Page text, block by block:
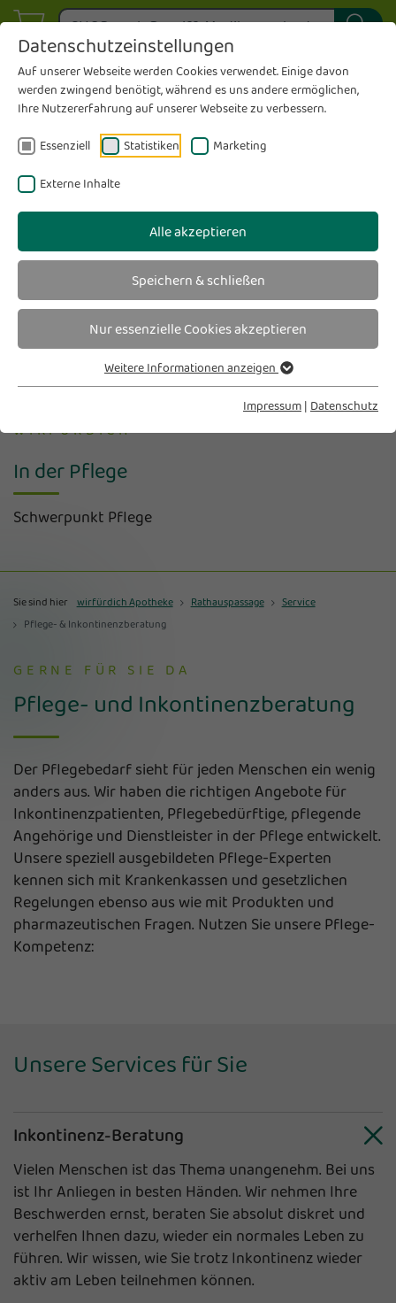
Datenschutzeinstellungen
Auf unserer Webseite werden Cookies verwendet. Einige davon
werden zwingend benötigt, während es uns andere ermöglichen,
Ihre Nutzererfahrung auf unserer Webseite zu verbessern.
Essenziell Statistiken Marketing
Externe Inhalte
Alle akzeptieren
Speichern & schließen
Nur essenzielle Cookies akzeptieren
Weitere Informationen anzeigen
Impressum | Datenschutz
WIRFÜRDICH
In der Pflege
Schwerpunkt Pflege
Sie sind hier wirfürdich Apotheke Rathauspassage
Service
Pflege- & Inkontinenzberatung
GERNE FÜR SIE DA
Pflege- und Inkontinenzberatung
Der Pflegebedarf sieht für jeden Menschen ein wenig
anders aus. Wir haben die richtigen Angebote für
Inkontinenzpatienten, Pflegebedürftige, pflegende
Angehörige und Dienstleister in der Pflege entwickelt.
Unsere speziell ausgebildeten Pflege-Experten
kennen sich mit Krankenkassen und gesetzlichen
Regelungen ebenso aus wie mit Produkten und
pharmazeutischen Fragen. Nutzen Sie unsere Pflege-
Kompetenz:
Unsere Services für Sie
Inkontinenz-Beratung
Vielen Menschen ist das Thema unangenehm. Bei uns
ist Ihr Anliegen in besten Händen. Wir nehmen Ihre
Beschwerden ernst, beraten Sie absolut diskret und
verhelfen Ihnen dazu, wieder ein normales Leben zu
führen. Wir wissen, wie Sie trotz Inkontinenz wieder
aktiv am Leben teilnehmen können.